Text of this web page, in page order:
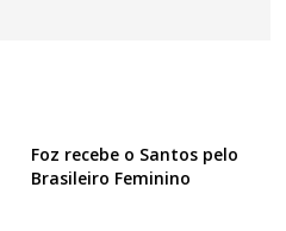
Foz recebe o Santos pelo
Brasileiro Feminino